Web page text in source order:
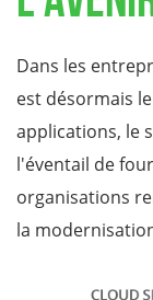
Dans les
est désormais
applications, le
l'éventail de
organisations
la